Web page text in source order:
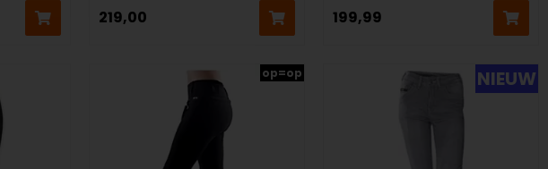
219,00
199,99
op=op NIEUW